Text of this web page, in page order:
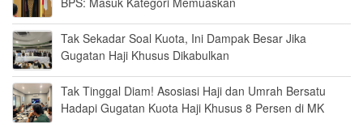
Tak Sekadar Soal Kuota, Ini Dampak Besar Jika
Gugatan Haji Khusus Dikabulkan
Tak Tinggal Diam! Asosiasi Haji dan Umrah Bersatu
Hadapi Gugatan Kuota Haji Khusus 8 Persen di MK